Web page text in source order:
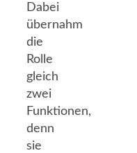
Dabei
übernahm
die
Rolle
gleich
zwei
Funktionen,
denn
sie